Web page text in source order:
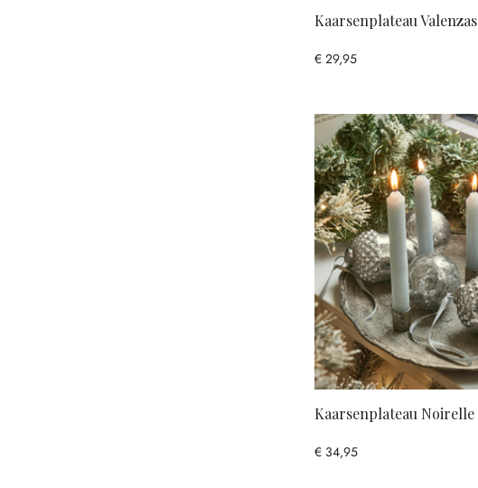
Kaarsenplateau Valenzas
€ 29,95
Kaarsenplateau Noirelle
€ 34,95